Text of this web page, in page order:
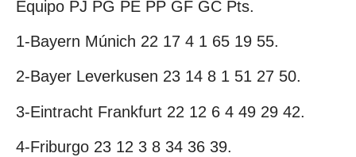
Equipo PJ PG PE PP GF GC Pts.
1-Bayern Múnich 22 17 4 1 65 19 55.
2-Bayer Leverkusen 23 14 8 1 51 27 50.
3-Eintracht Frankfurt 22 12 6 4 49 29 42.
4-Friburgo 23 12 3 8 34 36 39.